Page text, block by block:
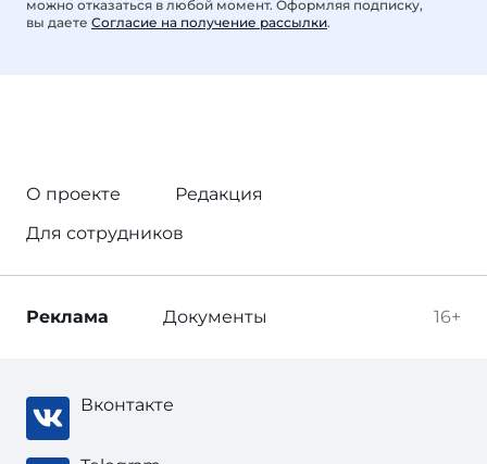
можно отказаться в любой момент. Оформляя подписку,
вы даете Согласие на получение рассылки.
О проекте
Редакция
Для сотрудников
16+
Реклама Документы
Вконтакте